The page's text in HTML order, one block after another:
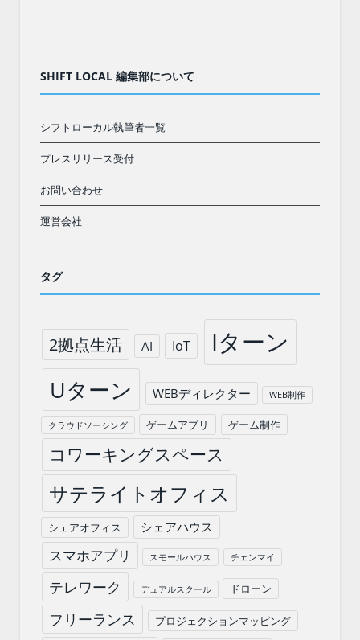
SHIFT LOCAL 編集部について
シフトローカル執筆者一覧
プレスリリース受付
お問い合わせ
運営会社
タグ
2拠点生活 AI IoT Iターン
Uターン WEBディレクター WEB制作
クラウドソーシング ゲームアプリ ゲーム制作
コワーキングスペース
サテライトオフィス
シェアオフィス シェアハウス
スマホアプリ スモールハウス チェンマイ
テレワーク デュアルスクール ドローン
フリーランス プロジェクションマッピング